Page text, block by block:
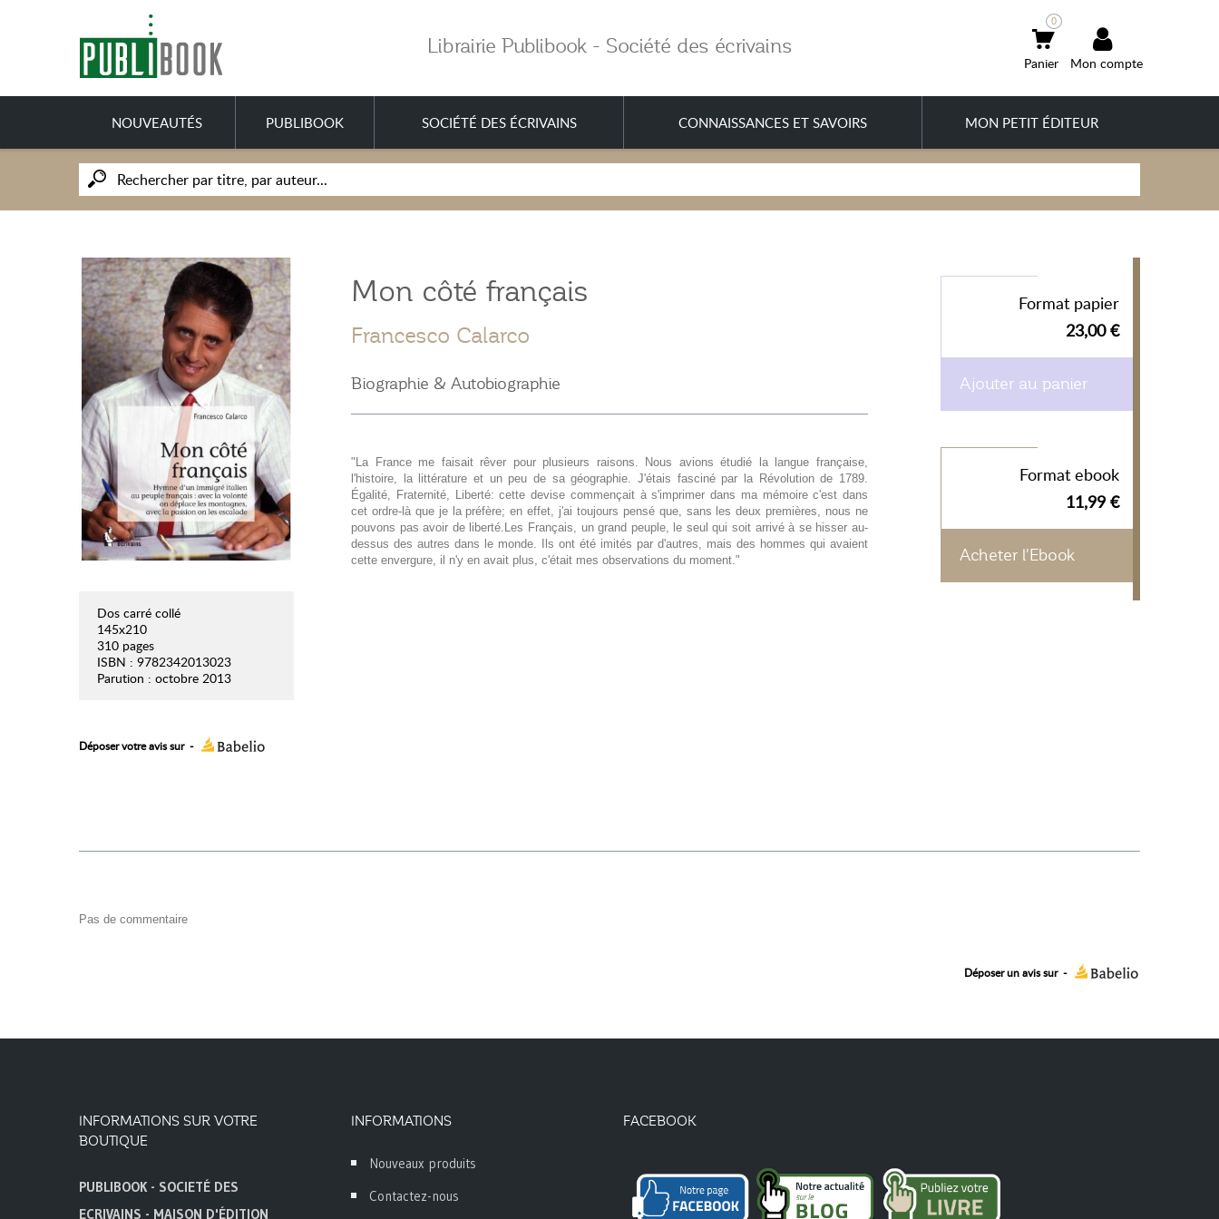
Librairie Publibook - Société des écrivains
Mon compte
0
NOUVEAUTÉS PUBLIBOOK SOCIÉTÉ DES ÉCRIVAINS CONNAISSANCES ET SAVOIRS MON PETIT ÉDITEUR
Dos carré collé
145x210
310 pages
ISBN : 9782342013023
Parution : octobre 2013
Déposer votre avis sur -
Mon côté français
Francesco Calarco
Biographie & Autobiographie
"La France me faisait rêver pour plusieurs raisons. Nous avions étudié la langue française,
l'histoire, la littérature et un peu de sa géographie. J'étais fasciné par la Révolution de 1789.
Égalité, Fraternité, Liberté: cette devise commençait à s'imprimer dans ma mémoire c'est dans
cet ordre-là que je la préfère; en effet, j'ai toujours pensé que, sans les deux premières, nous ne
pouvons pas avoir de liberté.Les Français, un grand peuple, le seul qui soit arrivé à se hisser au-
dessus des autres dans le monde. Ils ont été imités par d'autres, mais des hommes qui avaient
cette envergure, il n'y en avait plus, c'était mes observations du moment."
Format papier
23,00 €
Ajouter au panier
Format ebook
11,99 €
Acheter l'Ebook
Pas de commentaire
Déposer un avis sur -
INFORMATIONS SUR VOTRE
BOUTIQUE
PUBLIBOOK - SOCIETÉ DES
ECRIVAINS - MAISON D'ÉDITION
INFORMATIONS
Nouveaux produits
Contactez-nous
FACEBOOK